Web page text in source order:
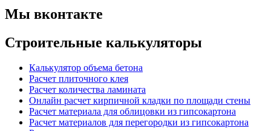
Мы вконтакте
Строительные калькуляторы
Калькулятор объема бетона
Расчет плиточного клея
Расчет количества ламината
Онлайн расчет кирпичной кладки по площади стены
Расчет материала для облицовки из гипсокартона
Расчет материалов для перегородки из гипсокартона